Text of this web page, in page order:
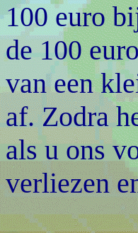
100 euro
de 100
van een
af. Zodra
als u ons
verliezen